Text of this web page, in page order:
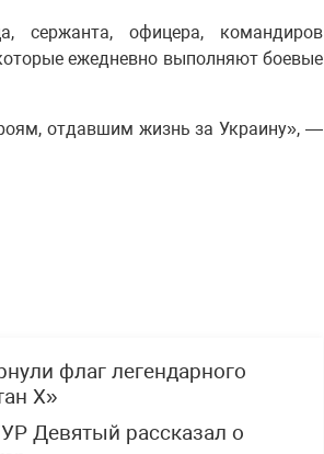
сержанта, офицера, командиров
ежедневно выполняют боевые
отдавшим жизнь за Украину», —
флаг легендарного
Х»
Девятый рассказал о